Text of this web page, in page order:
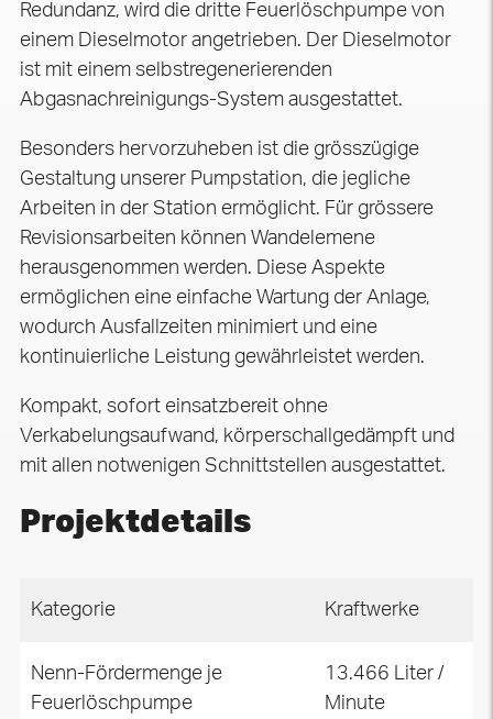
Redundanz, wird die dritte Feuerlöschpumpe von
einem Dieselmotor angetrieben. Der Dieselmotor
ist mit einem selbstregenerierenden
Abgasnachreinigungs-System ausgestattet.
Besonders hervorzuheben ist die grösszügige
Gestaltung unserer Pumpstation, die jegliche
Arbeiten in der Station ermöglicht. Für grössere
Revisionsarbeiten können Wandelemene
herausgenommen werden. Diese Aspekte
ermöglichen eine einfache Wartung der Anlage,
wodurch Ausfallzeiten minimiert und eine
kontinuierliche Leistung gewährleistet werden.
Kompakt, sofort einsatzbereit ohne
Verkabelungsaufwand, körperschallgedämpft und
mit allen notwenigen Schnittstellen ausgestattet.
Projektdetails
Kategorie Kraftwerke
Nenn-Fördermenge je
Feuerlöschpumpe
13.466 Liter /
Minute